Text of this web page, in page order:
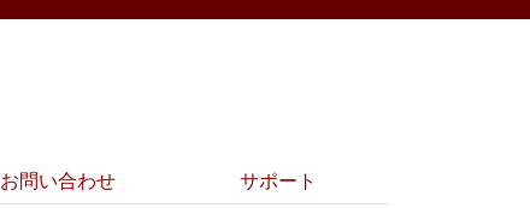
お問い合わせ サポート